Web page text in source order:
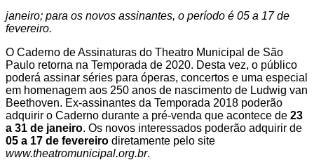
janeiro; para os novos assinantes, o período é 05 a 17 de
fevereiro.
O Caderno de Assinaturas do Theatro Municipal de São
Paulo retorna na Temporada de 2020. Desta vez, o público
poderá assinar séries para óperas, concertos e uma especial
em homenagem aos 250 anos de nascimento de Ludwig van
Beethoven. Ex-assinantes da Temporada 2018 poderão
adquirir o Caderno durante a pré-venda que acontece de 23
a 31 de janeiro. Os novos interessados poderão adquirir de
05 a 17 de fevereiro diretamente pelo site
www.theatromunicipal.org.br.